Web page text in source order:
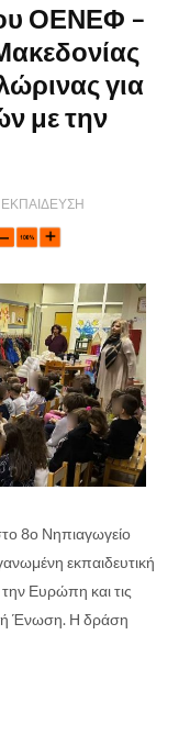
ΟΕΝΕΦ –
για
με την
ΕΚΠΑΙΔΕΥΣΗ
8ο Νηπιαγωγείο
εκπαιδευτική
Ευρώπη και τις
Ένωση. Η δράση